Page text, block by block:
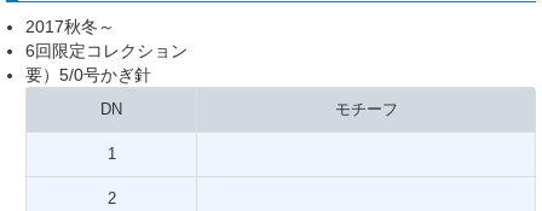
2017秋冬～
6回限定コレクション
要）5/0号かぎ針
DN モチーフ
1
2